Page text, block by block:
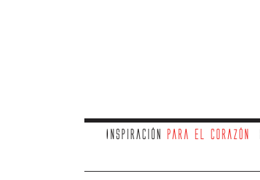
Inspiración para el corazón